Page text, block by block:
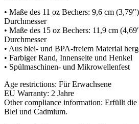
• Maße des 11 oz Bechers: 9,6 cm
Durchmesser
• Maße des 15 oz Bechers: 11,9 cm
Durchmesser
• Aus blei- und BPA-freiem Material
• Farbiger Rand, Innenseite und Henkel
• Spülmaschinen- und Mikrowellenfest
Age restrictions: Für Erwachsene
EU Warranty: 2 Jahre
Other compliance information: Erfüllt
Blei und Cadmium.